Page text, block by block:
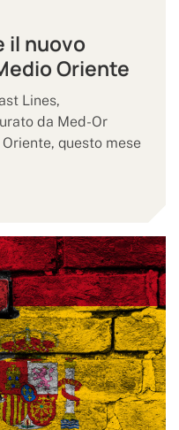
il nuovo
Oriente
Lines,
da Med-Or
questo mese